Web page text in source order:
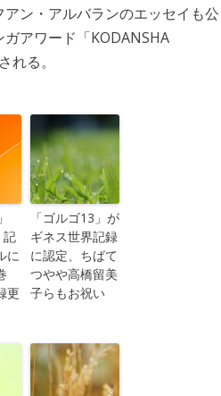
ン・アルバランのエッセイも公
アワード「KODANSHA
れる。
記
に
更
「ゴルゴ13」が
ギネス世界記録
に認定、ちばて
つやや高橋留美
子らもお祝い